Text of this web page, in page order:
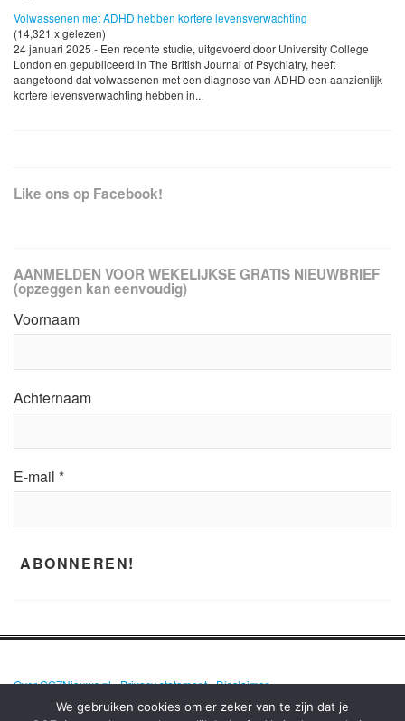
Volwassenen met ADHD hebben kortere levensverwachting
(14,321 x gelezen)
24 januari 2025 - Een recente studie, uitgevoerd door University College
London en gepubliceerd in The British Journal of Psychiatry, heeft
aangetoond dat volwassenen met een diagnose van ADHD een aanzienlijk
kortere levensverwachting hebben in...
Like ons op Facebook!
AANMELDEN VOOR WEKELIJKSE GRATIS NIEUWBRIEF
(opzeggen kan eenvoudig)
Voornaam
Achternaam
E-mail *
Over GGZNieuws.nl•Privacy statement•Disclaimer
We gebruiken cookies om er zeker van te zijn dat je